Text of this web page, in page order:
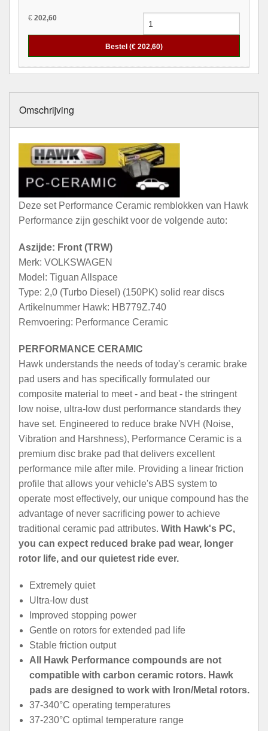
€ 202,60
Bestel (€ 202,60)
Omschrijving
Deze set Performance Ceramic remblokken van Hawk
Performance zijn geschikt voor de volgende auto:
Aszijde: Front (TRW)
Merk: VOLKSWAGEN
Model: Tiguan Allspace
Type: 2,0 (Turbo Diesel) (150PK) solid rear discs
Artikelnummer Hawk: HB779Z.740
Remvoering: Performance Ceramic
PERFORMANCE CERAMIC
Hawk understands the needs of today's ceramic brake
pad users and has specifically formulated our
composite material to meet - and beat - the stringent
low noise, ultra-low dust performance standards they
have set. Engineered to reduce brake NVH (Noise,
Vibration and Harshness), Performance Ceramic is a
premium disc brake pad that delivers excellent
performance mile after mile. Providing a linear friction
profile that allows your vehicle's ABS system to
operate most effectively, our unique compound has the
advantage of never sacrificing power to achieve
traditional ceramic pad attributes. With Hawk's PC,
you can expect reduced brake pad wear, longer
rotor life, and our quietest ride ever.
Extremely quiet
Ultra-low dust
Improved stopping power
Gentle on rotors for extended pad life
Stable friction output
All Hawk Performance compounds are not
compatible with carbon ceramic rotors. Hawk
pads are designed to work with Iron/Metal rotors.
37-340°C operating temperatures
37-230°C optimal temperature range